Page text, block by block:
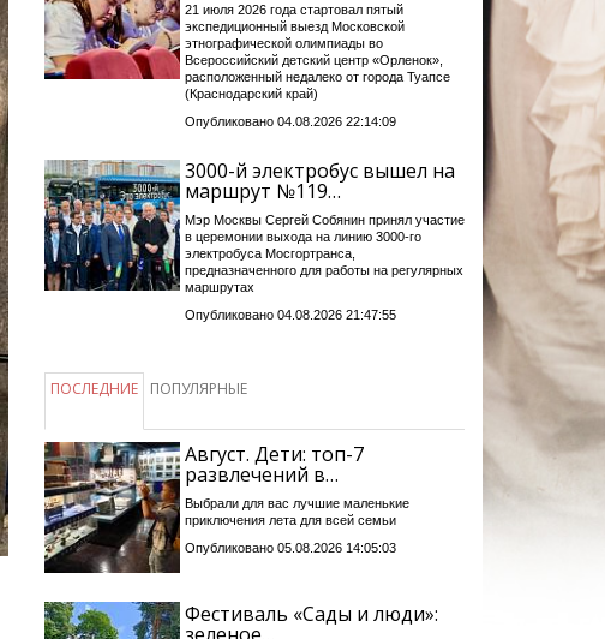
21 июля 2026 года стартовал пятый
экспедиционный выезд Московской
этнографической олимпиады во
Всероссийский детский центр «Орленок»,
расположенный недалеко от города Туапсе
(Краснодарский край)
Опубликовано 04.08.2026 22:14:09
3000-й электробус вышел на
маршрут №119…
Мэр Москвы Сергей Собянин принял участие
в церемонии выхода на линию 3000-го
электробуса Мосгортранса,
предназначенного для работы на регулярных
маршрутах
Опубликовано 04.08.2026 21:47:55
ПОСЛЕДНИЕ ПОПУЛЯРНЫЕ
Август. Дети: топ-7
развлечений в…
Выбрали для вас лучшие маленькие
приключения лета для всей семьи
Опубликовано 05.08.2026 14:05:03
Фестиваль «Сады и люди»: